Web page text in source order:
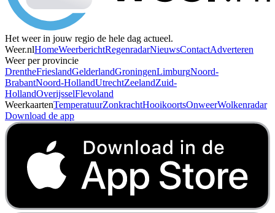
Het weer in jouw regio de hele dag actueel.
Weer.nlHomeWeerberichtRegenradarNieuwsContactAdverteren
Weer per provincie
DrentheFrieslandGelderlandGroningenLimburgNoord-
BrabantNoord-HollandUtrechtZeelandZuid-
HollandOverijsselFlevoland
WeerkaartenTemperatuurZonkrachtHooikoortsOnweerWolkenradar
Download de app